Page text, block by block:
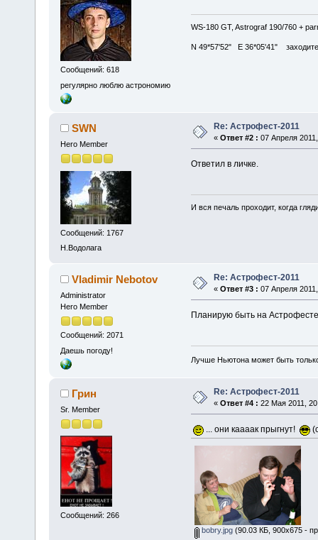
Сообщений: 618
регулярно люблю астрономию
WS-180 GT, Astrograf 190/760 +
N 49*57'52" E 36*05'41"
SWN
Hero Member
Сообщений: 1767
Н.Водолага
Re: Астрофест-2011
« Ответ #2 : 07 Апреля
Ответил в личке.
И вся печаль проходит, когда
Vladimir Nebotov
Administrator
Hero Member
Сообщений: 2071
Даешь погоду!
Re: Астрофест-2011
« Ответ #3 : 07 Апреля
Планирую быть на
Лучше Ньютона может быть
Грин
Sr. Member
Сообщений: 266
Re: Астрофест-2011
« Ответ #4 : 22 Мая 2011,
... они каааак прыгнут!
bobry.jpg(90.03 КБ, 900x675 -